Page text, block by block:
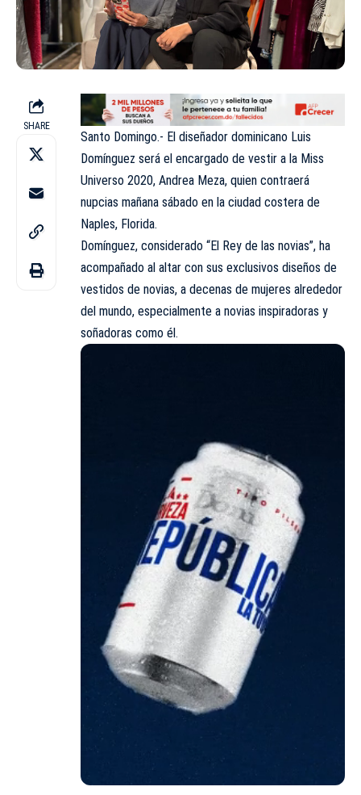
SHARE
Santo Domingo.- El diseñador dominicano Luis
Domínguez será el encargado de vestir a la Miss
Universo 2020, Andrea Meza, quien contraerá
nupcias mañana sábado en la ciudad costera de
Naples, Florida.
Domínguez, considerado “El Rey de las novias”, ha
acompañado al altar con sus exclusivos diseños de
vestidos de novias, a decenas de mujeres alrededor
del mundo, especialmente a novias inspiradoras y
soñadoras como él.